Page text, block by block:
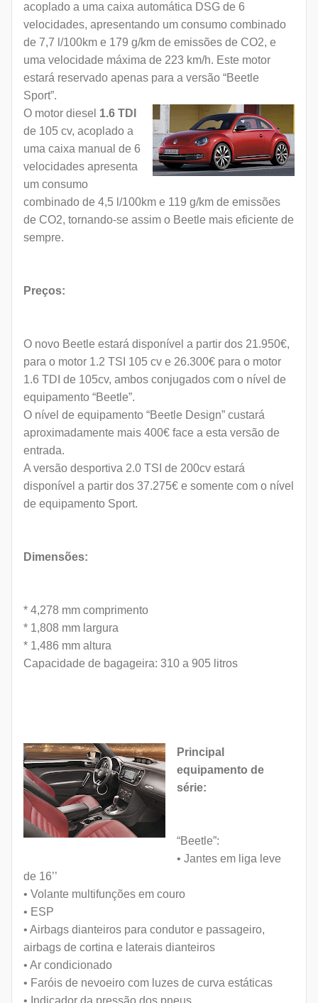
acoplado a uma caixa automática DSG de 6
velocidades, apresentando um consumo combinado
de 7,7 l/100km e 179 g/km de emissões de CO2, e
uma velocidade máxima de 223 km/h. Este motor
estará reservado apenas para a versão “Beetle
Sport”.
O motor diesel 1.6 TDI
de 105 cv, acoplado a
uma caixa manual de 6
velocidades apresenta
um consumo
combinado de 4,5 l/100km e 119 g/km de emissões
de CO2, tornando-se assim o Beetle mais eficiente de
sempre.
Preços:
O novo Beetle estará disponível a partir dos 21.950€,
para o motor 1.2 TSI 105 cv e 26.300€ para o motor
1.6 TDI de 105cv, ambos conjugados com o nível de
equipamento “Beetle”.
O nível de equipamento “Beetle Design” custará
aproximadamente mais 400€ face a esta versão de
entrada.
A versão desportiva 2.0 TSI de 200cv estará
disponível a partir dos 37.275€ e somente com o nível
de equipamento Sport.
Dimensões:
* 4,278 mm comprimento
* 1,808 mm largura
* 1,486 mm altura
Capacidade de bagageira: 310 a 905 litros
Principal
equipamento de
série:
“Beetle”:
• Jantes em liga leve
de 16’’
• Volante multifunções em couro
• ESP
• Airbags dianteiros para condutor e passageiro,
airbags de cortina e laterais dianteiros
• Ar condicionado
• Faróis de nevoeiro com luzes de curva estáticas